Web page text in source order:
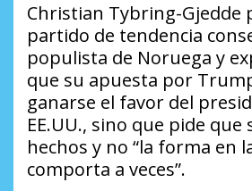
Christian Tybring-Gjedde
partido de tendencia
populista de Noruega y
que su apuesta por
ganarse el favor del
EE.UU., sino que pide que
hechos y no “la forma en
comporta a veces”.